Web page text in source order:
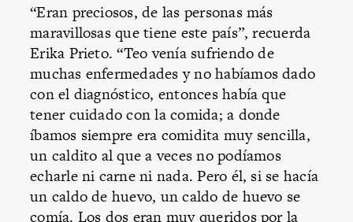
“Eran preciosos, de las personas más
maravillosas que tiene este país”, recuerda
Erika Prieto. “Teo venía sufriendo de
muchas enfermedades y no habíamos dado
con el diagnóstico, entonces había que
tener cuidado con la comida; a donde
íbamos siempre era comidita muy sencilla,
un caldito al que a veces no podíamos
echarle ni carne ni nada. Pero él, si se hacía
un caldo de huevo, un caldo de huevo se
comía. Los dos eran muy queridos por la